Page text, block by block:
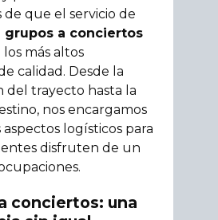
de que el servicio de
grupos a conciertos
más altos
calidad. Desde la
del trayecto hasta la
nos encargamos
logísticos para
disfruten de un
conciertos: una